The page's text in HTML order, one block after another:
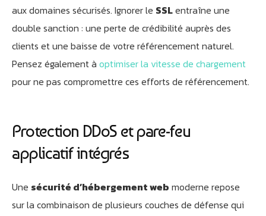
aux domaines sécurisés. Ignorer le SSLentraîne une
double sanction : une perte de crédibilité auprès des
clients et une baisse de votre référencement naturel.
Pensez également à optimiser la vitesse de chargement
pour ne pas compromettre ces efforts de référencement.
Protection DDoS et pare-feu
applicatif intégrés
Une sécurité d’hébergement web moderne repose
sur la combinaison de plusieurs couches de défense qui